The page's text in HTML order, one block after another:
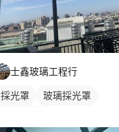
士鑫玻璃工程行
採光罩
玻璃採光罩